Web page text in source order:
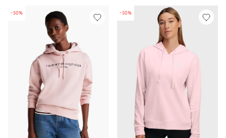
-50% -50%